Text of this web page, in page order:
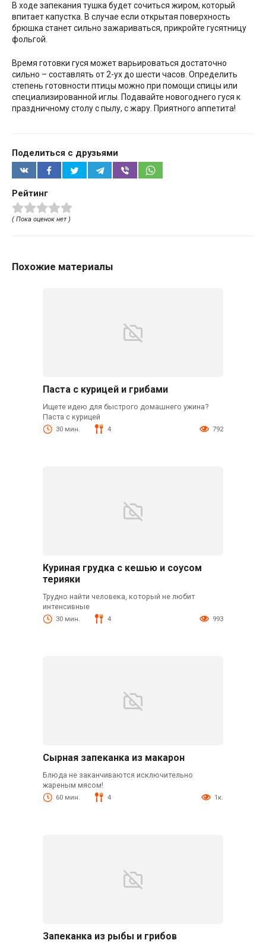
В ходе запекания тушка будет сочиться жиром, который
впитает капустка. В случае если открытая поверхность
брюшка станет сильно зажариваться, прикройте гусятницу
фольгой.
Время готовки гуся может варьироваться достаточно
сильно – составлять от 2-ух до шести часов. Определить
степень готовности птицы можно при помощи спицы или
специализированной иглы. Подавайте новогоднего гуся к
праздничному столу с пылу, с жару. Приятного аппетита!
Поделиться с друзьями
Рейтинг
( Пока оценок нет )
Похожие материалы
Паста с курицей и грибами
Ищете идею для быстрого домашнего ужина?
Паста с курицей
30 мин. 4 792
Куриная грудка с кешью и соусом
терияки
Трудно найти человека, который не любит
интенсивные
30 мин. 4 993
Сырная запеканка из макарон
Блюда не заканчиваются исключительно
жареным мясом!
60 мин. 4 1к.
Запеканка из рыбы и грибов